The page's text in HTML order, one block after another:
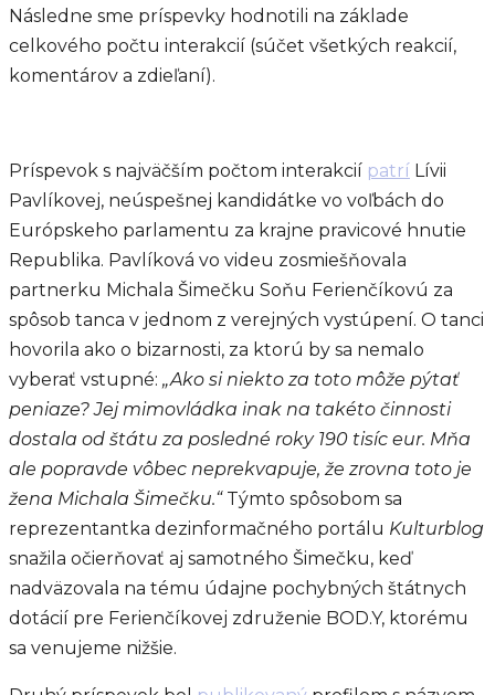
Následne sme príspevky hodnotili na základe
celkového počtu interakcií (súčet všetkých reakcií,
komentárov a zdieľaní).
Príspevok s najväčším počtom interakcií patrí Lívii
Pavlíkovej, neúspešnej kandidátke vo voľbách do
Európskeho parlamentu za krajne pravicové hnutie
Republika. Pavlíková vo videu zosmiešňovala
partnerku Michala Šimečku Soňu Ferienčíkovú za
spôsob tanca v jednom z verejných vystúpení. O tanci
hovorila ako o bizarnosti, za ktorú by sa nemalo
vyberať vstupné: „Ako si niekto za toto môže pýtať
peniaze? Jej mimovládka inak na takéto činnosti
dostala od štátu za posledné roky 190 tisíc eur. Mňa
ale popravde vôbec neprekvapuje, že zrovna toto je
žena Michala Šimečku.“ Týmto spôsobom sa
reprezentantka dezinformačného portálu Kulturblog
snažila očierňovať aj samotného Šimečku, keď
nadväzovala na tému údajne pochybných štátnych
dotácií pre Ferienčíkovej združenie BOD.Y, ktorému
sa venujeme nižšie.